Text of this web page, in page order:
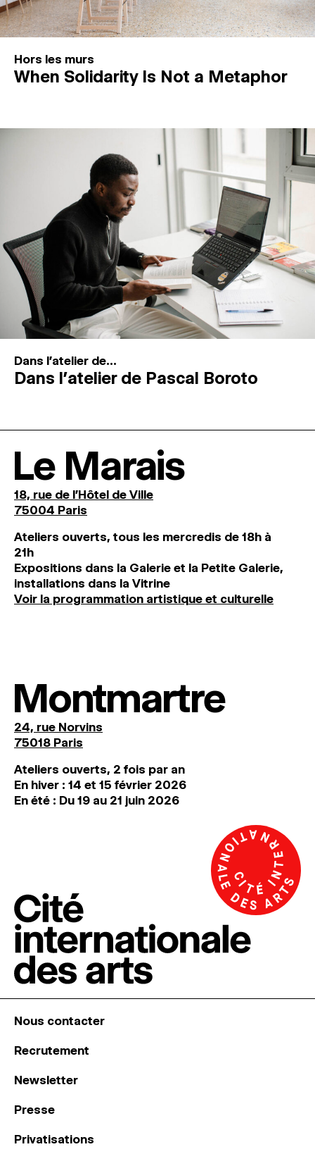
Hors les murs
When Solidarity Is Not a Metaphor
Dans l'atelier de...
Dans l’atelier de Pascal Boroto
Le Marais
18, rue de l'Hôtel de Ville
75004 Paris
Ateliers ouverts, tous les mercredis de 18h à
21h
Expositions dans la Galerie et la Petite Galerie,
installations dans la Vitrine
Voir la programmation artistique et culturelle
Montmartre
24, rue Norvins
75018 Paris
Ateliers ouverts, 2 fois par an
En hiver : 14 et 15 février 2026
En été : Du 19 au 21 juin 2026
Nous contacter
Recrutement
Newsletter
Presse
Privatisations